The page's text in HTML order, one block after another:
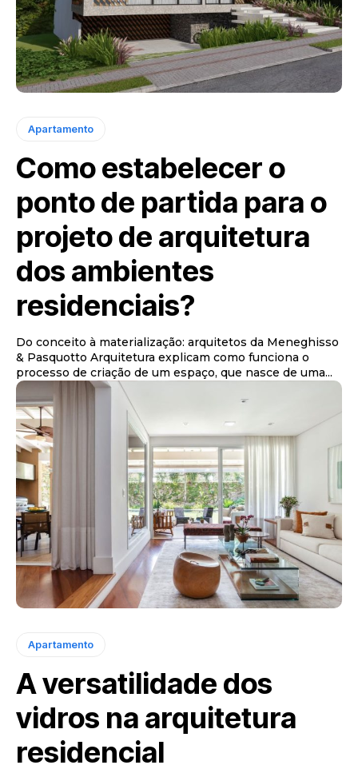
Apartamento
Como estabelecer o
ponto de partida para o
projeto de arquitetura
dos ambientes
residenciais?
Do conceito à materialização: arquitetos da Meneghisso
& Pasquotto Arquitetura explicam como funciona o
processo de criação de um espaço, que nasce de uma...
Apartamento
A versatilidade dos
vidros na arquitetura
residencial